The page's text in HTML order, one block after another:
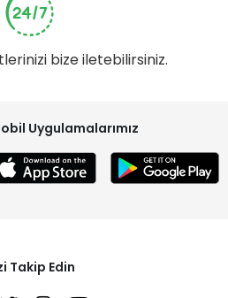
bize iletebilirsiniz.
Uygulamalarımız
Takip Edin